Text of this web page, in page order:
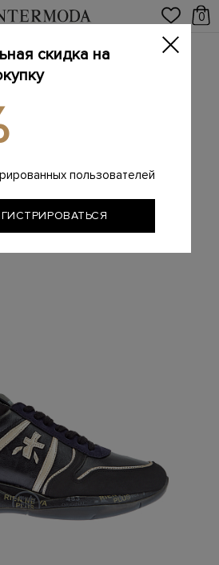
0
Женская обувь
из&nbsp;телячьей кожи
скидка на
пользователей